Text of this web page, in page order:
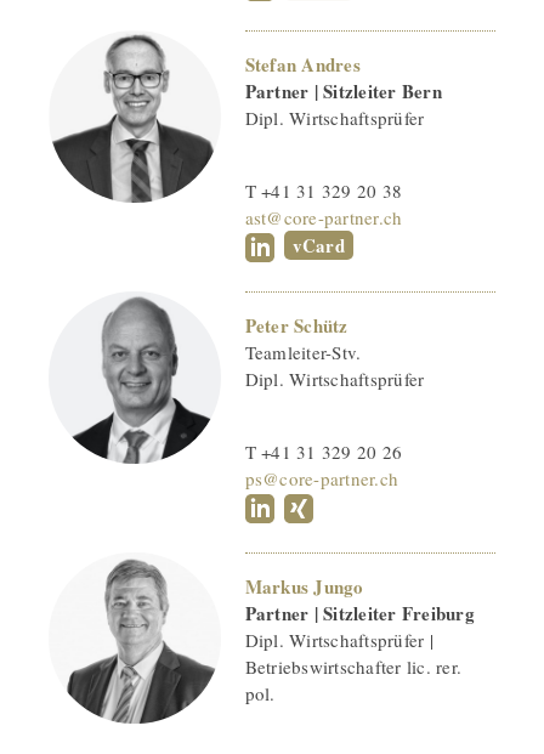
Stefan Andres
Partner | Sitzleiter Bern
Dipl. Wirtschaftsprüfer
T +41 31 329 20 38
ast@core-partner.ch
vCard
Peter Schütz
Teamleiter-Stv.
Dipl. Wirtschaftsprüfer
T +41 31 329 20 26
ps@core-partner.ch
Markus Jungo
Partner | Sitzleiter Freiburg
Dipl. Wirtschaftsprüfer |
Betriebswirtschafter lic. rer.
pol.